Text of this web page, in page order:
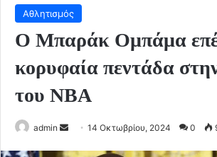
Αθλητισμός
Ο Μπαράκ Ομπάμα
κορυφαία πεντάδα
του ΝΒΑ
admin
Send14 Οκτωβρίου, 2024 0